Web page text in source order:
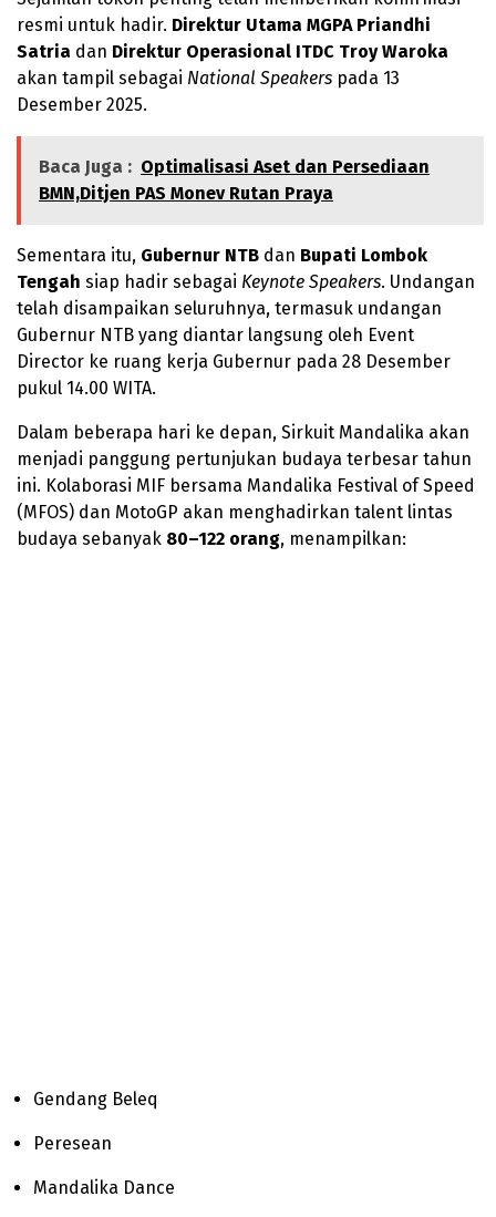
resmi untuk hadir. Direktur Utama MGPA Priandhi
Satria dan Direktur Operasional ITDC Troy Waroka
akan tampil sebagai National Speakers pada 13
Desember 2025.
Baca Juga : Optimalisasi Aset dan Persediaan
BMN,Ditjen PAS Monev Rutan Praya
Sementara itu, Gubernur NTB dan Bupati Lombok
Tengah siap hadir sebagai Keynote Speakers. Undangan
telah disampaikan seluruhnya, termasuk undangan
Gubernur NTB yang diantar langsung oleh Event
Director ke ruang kerja Gubernur pada 28 Desember
pukul 14.00 WITA.
Dalam beberapa hari ke depan, Sirkuit Mandalika akan
menjadi panggung pertunjukan budaya terbesar tahun
ini. Kolaborasi MIF bersama Mandalika Festival of Speed
(MFOS) dan MotoGP akan menghadirkan talent lintas
budaya sebanyak 80–122 orang, menampilkan:
Gendang Beleq
Peresean
Mandalika Dance